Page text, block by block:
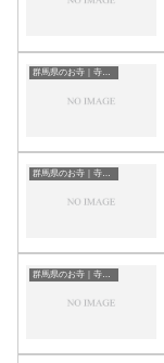
群馬県のお寺｜寺院一覧
群馬県のお寺｜寺院一覧
群馬県のお寺｜寺院一覧